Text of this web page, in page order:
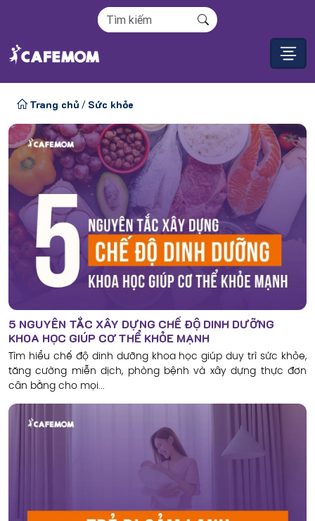
Trang chủ / Sức khỏe
5 NGUYÊN TẮC XÂY DỰNG CHẾ ĐỘ DINH DƯỠNG
KHOA HỌC GIÚP CƠ THỂ KHỎE MẠNH
Tìm hiểu chế độ dinh dưỡng khoa học giúp duy trì sức khỏe,
tăng cường miễn dịch, phòng bệnh và xây dựng thực đơn
cân bằng cho mọi...